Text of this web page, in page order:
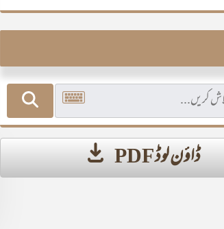
ڈاؤن لوڈ PDF